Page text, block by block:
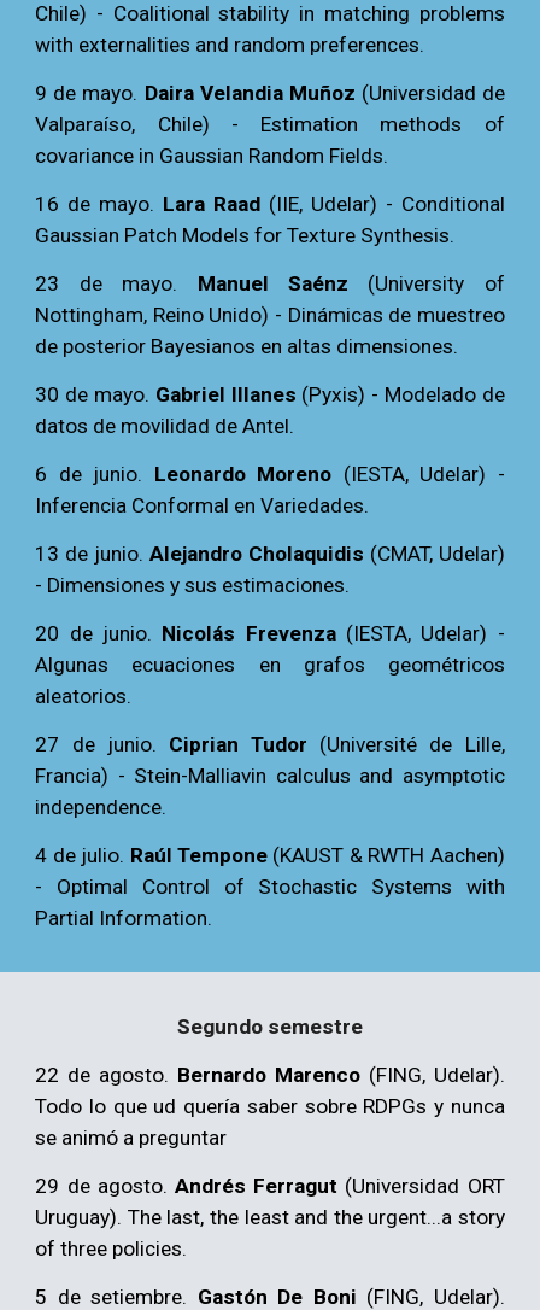
Chile) - Coalitional stability in matching problems
with externalities and random preferences.
9 de mayo. Daira Velandia Muñoz (Universidad de
Valparaíso, Chile) - Estimation methods of
covariance in Gaussian Random Fields.
16 de mayo. Lara Raad (IIE, Udelar) - Conditional
Gaussian Patch Models for Texture Synthesis.
23 de mayo. Manuel Saénz (University of
Nottingham, Reino Unido) - Dinámicas de muestreo
de posterior Bayesianos en altas dimensiones.
30 de mayo. Gabriel Illanes (Pyxis) - Modelado de
datos de movilidad de Antel.
6 de junio. Leonardo Moreno (IESTA, Udelar) -
Inferencia Conformal en Variedades.
13 de junio. Alejandro Cholaquidis (CMAT, Udelar)
- Dimensiones y sus estimaciones.
20 de junio. Nicolás Frevenza(IESTA, Udelar) -
Algunas ecuaciones en grafos geométricos
aleatorios.
27 de junio. Ciprian Tudor (Université de Lille,
Francia) - Stein-Malliavin calculus and asymptotic
independence.
4 de julio. Raúl Tempone (KAUST & RWTH Aachen)
- Optimal Control of Stochastic Systems with
Partial Information.
Segundo semestre
22 de agosto. Bernardo Marenco(FING, Udelar).
Todo lo que ud quería saber sobre RDPGs y nunca
se animó a preguntar
29 de agosto. Andrés Ferragut (Universidad ORT
Uruguay). The last, the least and the urgent...a story
of three policies.
5 de setiembre. Gastón De Boni (FING, Udelar).